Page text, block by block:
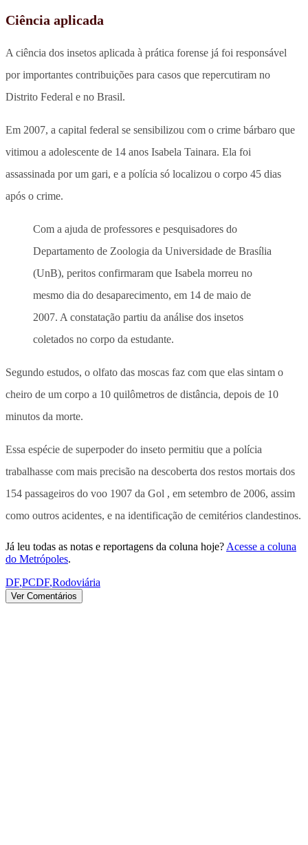
Ciência aplicada
A ciência dos insetos aplicada à prática forense já foi responsável
por importantes contribuições para casos que repercutiram no
Distrito Federal e no Brasil.
Em 2007, a capital federal se sensibilizou com o crime bárbaro que
vitimou a adolescente de 14 anos Isabela Tainara. Ela foi
assassinada por um gari, e a polícia só localizou o corpo 45 dias
após o crime.
Com a ajuda de professores e pesquisadores do
Departamento de Zoologia da Universidade de Brasília
(UnB), peritos confirmaram que Isabela morreu no
mesmo dia do desaparecimento, em 14 de maio de
2007. A constatação partiu da análise dos insetos
coletados no corpo da estudante.
Segundo estudos, o olfato das moscas faz com que elas sintam o
cheiro de um corpo a 10 quilômetros de distância, depois de 10
minutos da morte.
Essa espécie de superpoder do inseto permitiu que a polícia
trabalhasse com mais precisão na descoberta dos restos mortais dos
154 passageiros do voo 1907 da Gol , em setembro de 2006, assim
como outros acidentes, e na identificação de cemitérios clandestinos.
Já leu todas as notas e reportagens da coluna hoje? Acesse a coluna
do Metrópoles.
DF,PCDF,Rodoviária
Ver Comentários